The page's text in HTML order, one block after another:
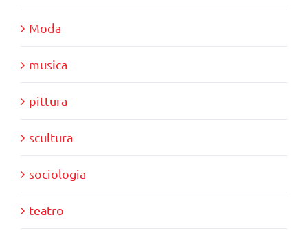
Moda
musica
pittura
scultura
sociologia
teatro